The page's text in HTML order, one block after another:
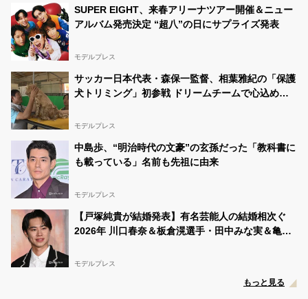
SUPER EIGHT、来春アリーナツアー開催＆ニュー
アルバム発売決定 “超八”の日にサプライズ発表
モデルプレス
サッカー日本代表・森保一監督、相葉雅紀の「保護
犬トリミング」初参戦 ドリームチームで心込めて
モデルプレス
中島歩、“明治時代の文豪”の玄孫だった「教科書に
も載っている」名前も先祖に由来
モデルプレス
【戸塚純貴が結婚発表】有名芸能人の結婚相次ぐ
2026年 川口春奈＆板倉滉選手・田中みな実＆亀梨
モデルプレス
もっと見る